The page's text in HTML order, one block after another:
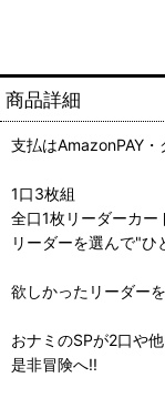
商品詳細
支払はAmazonPAY・
1口3枚組
全口1枚リーダーカー
リーダーを選んで"ひ
欲しかったリーダー
おナミのSPが2口や
是非冒険へ!!